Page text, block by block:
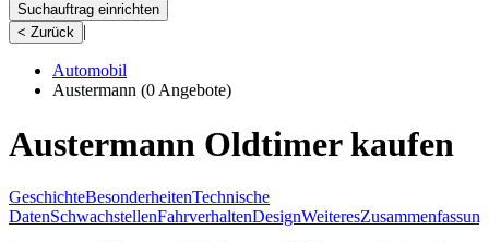
Suchauftrag einrichten
< Zurück |
Automobil
Austermann (0 Angebote)
Austermann Oldtimer kaufen
GeschichteBesonderheitenTechnische
DatenSchwachstellenFahrverhaltenDesignWeiteresZusammenfassung